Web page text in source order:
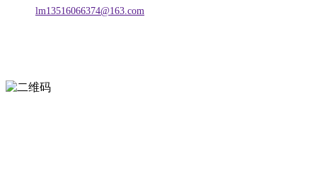
lm13516066374@163.com